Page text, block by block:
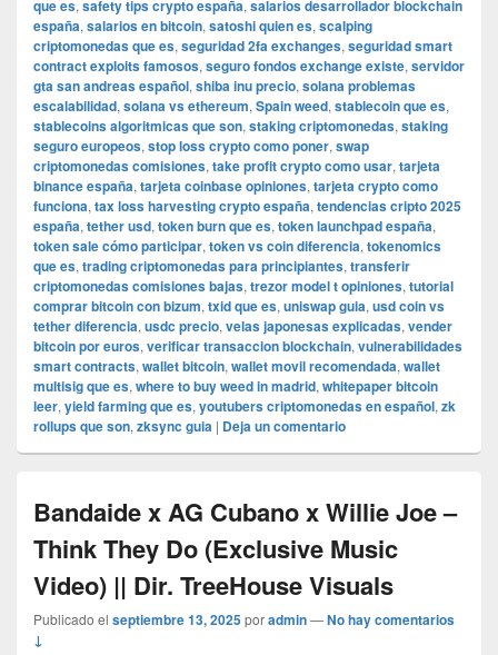
que es, safety tips crypto españa, salarios desarrollador blockchain
españa, salarios en bitcoin, satoshi quien es, scalping
criptomonedas que es, seguridad 2fa exchanges, seguridad smart
contract exploits famosos, seguro fondos exchange existe, servidor
gta san andreas español, shiba inu precio, solana problemas
escalabilidad, solana vs ethereum, Spain weed, stablecoin que es,
stablecoins algoritmicas que son, staking criptomonedas, staking
seguro europeos, stop loss crypto como poner, swap
criptomonedas comisiones, take profit crypto como usar, tarjeta
binance españa, tarjeta coinbase opiniones, tarjeta crypto como
funciona, tax loss harvesting crypto españa, tendencias cripto 2025
españa, tether usd, token burn que es, token launchpad españa,
token sale cómo participar, token vs coin diferencia, tokenomics
que es, trading criptomonedas para principiantes, transferir
criptomonedas comisiones bajas, trezor model t opiniones, tutorial
comprar bitcoin con bizum, txid que es, uniswap guia, usd coin vs
tether diferencia, usdc precio, velas japonesas explicadas, vender
bitcoin por euros, verificar transaccion blockchain, vulnerabilidades
smart contracts, wallet bitcoin, wallet movil recomendada, wallet
multisig que es, where to buy weed in madrid, whitepaper bitcoin
leer, yield farming que es, youtubers criptomonedas en español, zk
rollups que son, zksync guia | Deja un comentario
Bandaide x AG Cubano x Willie Joe –
Think They Do (Exclusive Music
Video) || Dir. TreeHouse Visuals
Publicado el septiembre 13, 2025poradmin—No hay comentarios
↓